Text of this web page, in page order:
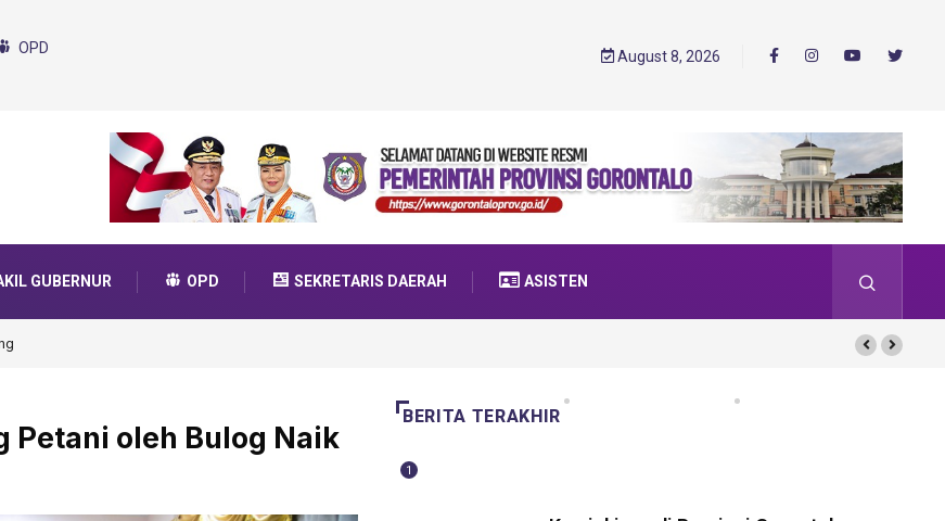
OPD August 8, 2026
GUBERNUR OPD SEKRETARIS DAERAH ASISTEN
2025
Petani oleh Bulog Naik
BERITA TERAKHIR
1